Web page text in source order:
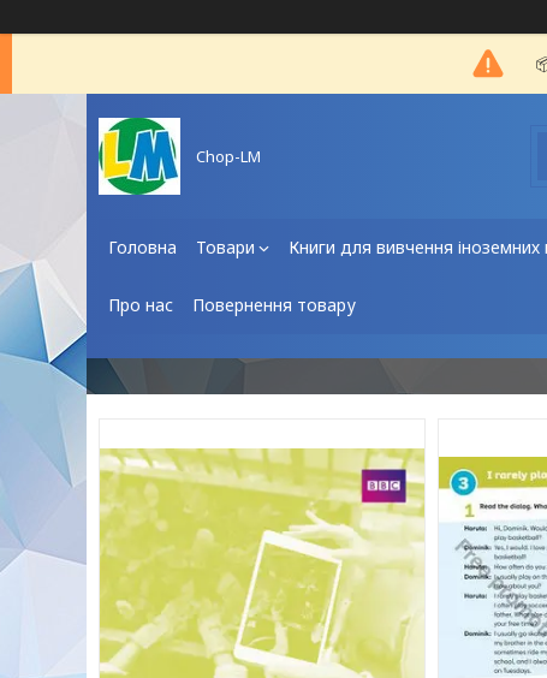
Chop-LM
Головна Товари Книги для вивчення іноземних
Про нас Повернення товару